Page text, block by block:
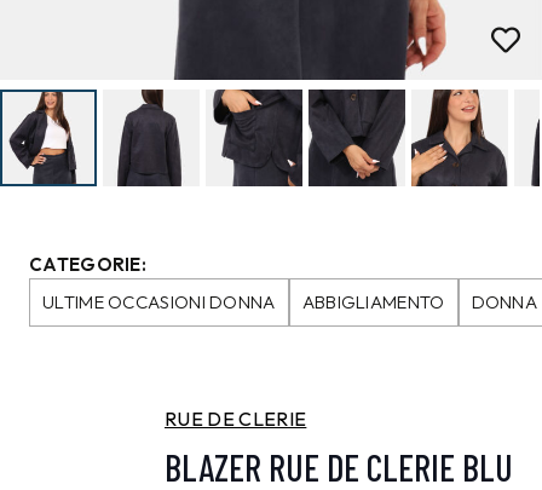
CATEGORIE:
ULTIME OCCASIONI DONNA
ABBIGLIAMENTO DONNA
RUE DE CLERIE
BLAZER RUE DE CLERIE BLU